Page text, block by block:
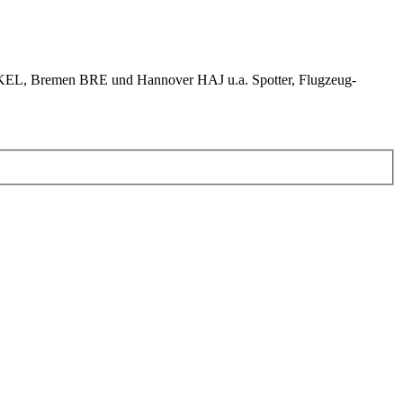
Bremen BRE und Hannover HAJ u.a. Spotter, Flugzeug-